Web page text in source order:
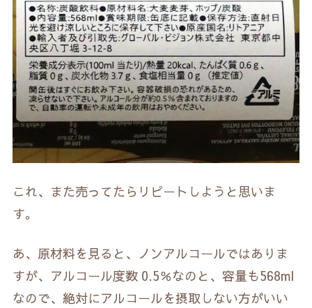
これ、また売ってたらリピートしようと思いま
す。
あ、原材料を見ると、ノンアルコールではありま
すが、アルコール度数 0.5％なのと、容量も568ml
なので、絶対にアルコールを摂取しない方がいい